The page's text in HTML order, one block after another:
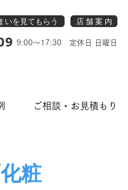
いを見てもらう 店 舗 案 内
9:00～17:30 定休日 日曜日
ご相談・お見積もり
粧